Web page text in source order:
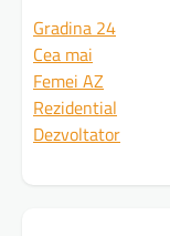
Gradina 24
Cea mai
Femei AZ
Rezidential
Dezvoltator